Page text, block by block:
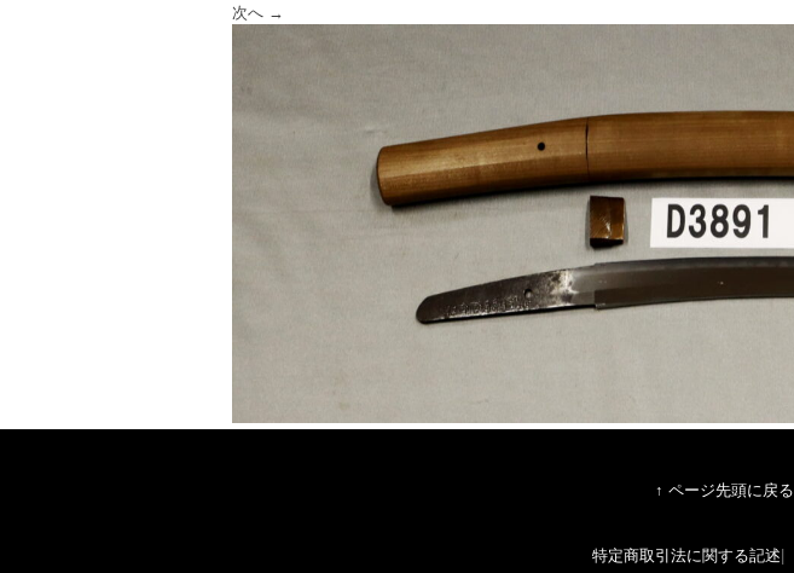
次へ →
↑ ページ先頭に戻る
特定商取引法に関する記述